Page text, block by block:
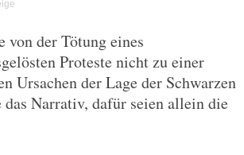
der Tötung eines
Proteste nicht zu einer
Ursachen der Lage der Schwarzen
Narrativ, dafür seien allein die